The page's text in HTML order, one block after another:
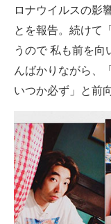
エレクトロニクス
エネルギーの専門
ちょっと気になる
ロナウイルスの影
とを報告。続けて
うので 私も前を向
んばかりながら、
いつか必ず」と前